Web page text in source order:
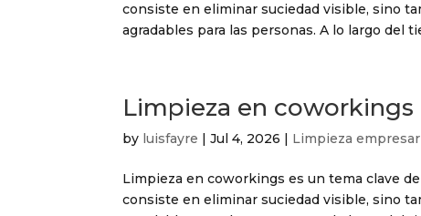
consiste en eliminar suciedad visible, sino
agradables para las personas. A lo largo del
Limpieza en coworkings
by luisfayre |Jul 4, 2026 | Limpieza
Limpieza en coworkings es un tema clave
consiste en eliminar suciedad visible, sino